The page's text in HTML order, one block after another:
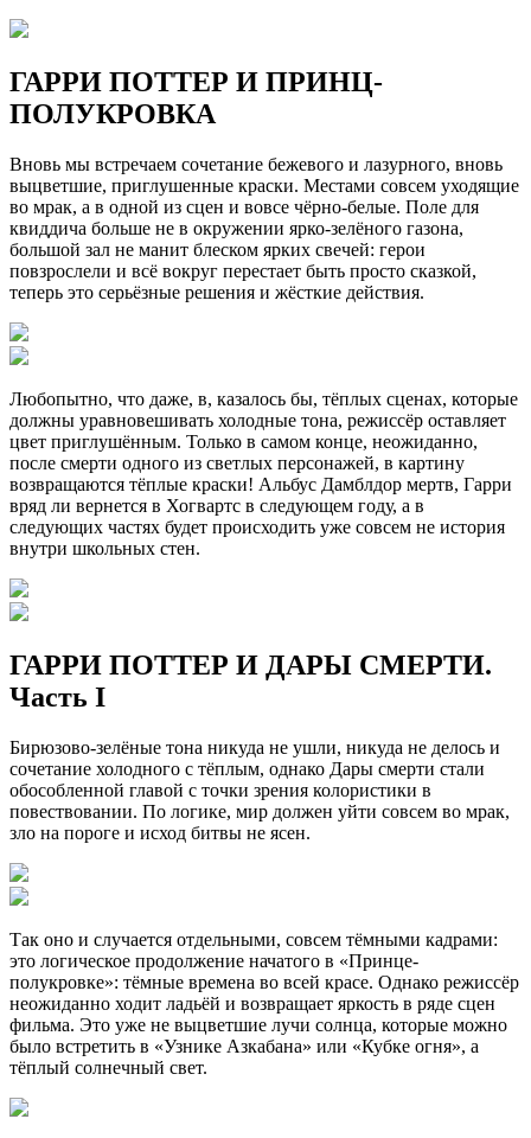
ГАРРИ ПОТТЕР И ПРИНЦ-
ПОЛУКРОВКА
Вновь мы встречаем сочетание бежевого и лазурного, вновь
выцветшие, приглушенные краски. Местами совсем уходящие
во мрак, а в одной из сцен и вовсе чёрно-белые. Поле для
квиддича больше не в окружении ярко-зелёного газона,
большой зал не манит блеском ярких свечей: герои
повзрослели и всё вокруг перестает быть просто сказкой,
теперь это серьёзные решения и жёсткие действия.
Любопытно, что даже, в, казалось бы, тёплых сценах, которые
должны уравновешивать холодные тона, режиссёр оставляет
цвет приглушённым. Только в самом конце, неожиданно,
после смерти одного из светлых персонажей, в картину
возвращаются тёплые краски! Альбус Дамблдор мертв, Гарри
вряд ли вернется в Хогвартс в следующем году, а в
следующих частях будет происходить уже совсем не история
внутри школьных стен.
ГАРРИ ПОТТЕР И ДАРЫ СМЕРТИ.
Часть I
Бирюзово-зелёные тона никуда не ушли, никуда не делось и
сочетание холодного с тёплым, однако Дары смерти стали
обособленной главой с точки зрения колористики в
повествовании. По логике, мир должен уйти совсем во мрак,
зло на пороге и исход битвы не ясен.
Так оно и случается отдельными, совсем тёмными кадрами:
это логическое продолжение начатого в «Принце-
полукровке»: тёмные времена во всей красе. Однако режиссёр
неожиданно ходит ладьёй и возвращает яркость в ряде сцен
фильма. Это уже не выцветшие лучи солнца, которые можно
было встретить в «Узнике Азкабана» или «Кубке огня», а
тёплый солнечный свет.